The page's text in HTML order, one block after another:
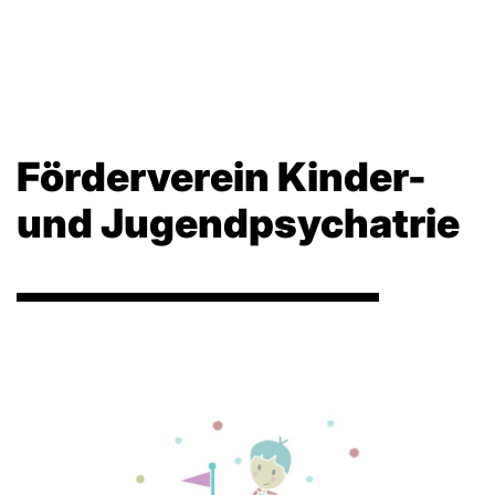
Förderverein Kinder-
und Jugendpsychatrie